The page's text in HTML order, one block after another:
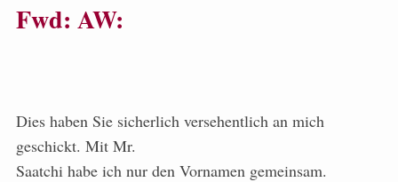
Fwd: AW:
Dies haben Sie sicherlich versehentlich an mich
geschickt. Mit Mr.
Saatchi habe ich nur den Vornamen gemeinsam.